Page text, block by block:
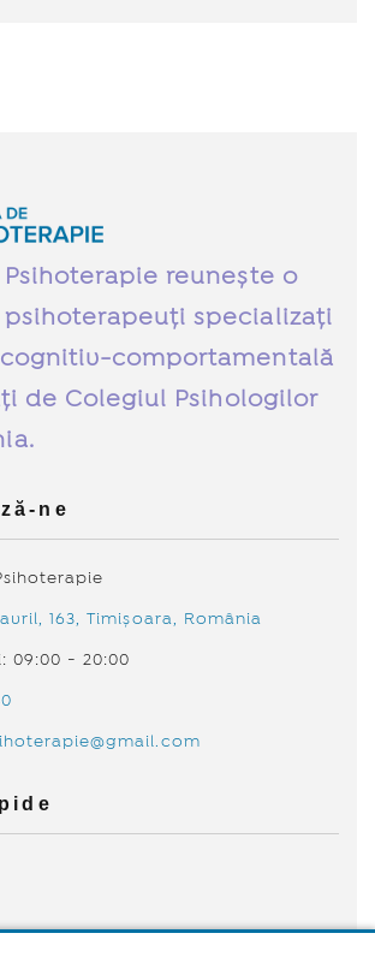
reunește o
specializați
comportamentală
de Colegiul Psihologilor
ne
163, Timișoara, România
09:00 - 20:00